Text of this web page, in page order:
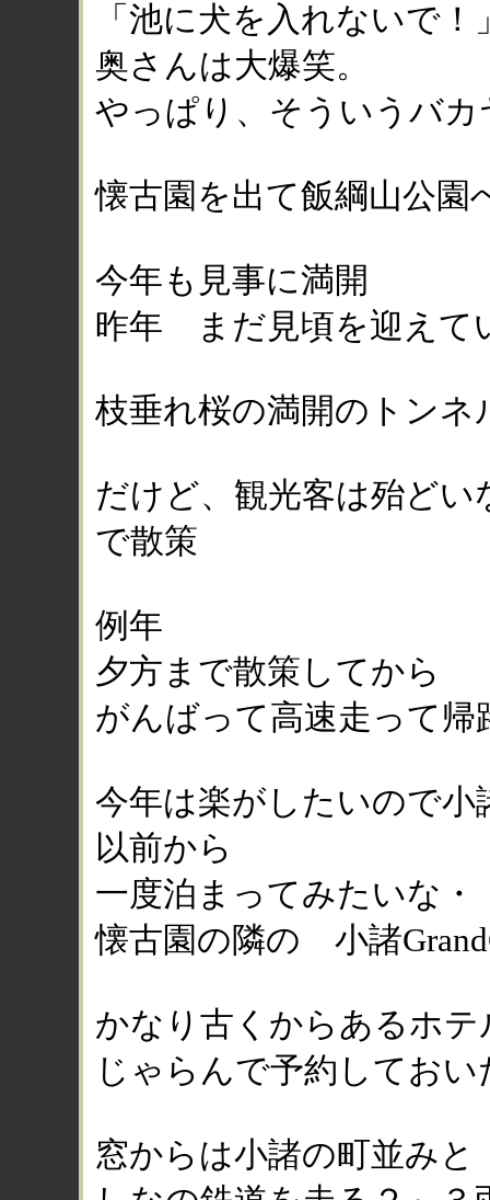
「池に犬を入れないで！
奥さんは大爆笑。
やっぱり、そういうバ
懐古園を出て飯綱山公園
今年も見事に満開
昨年 まだ見頃を迎えて
枝垂れ桜の満開のトンネ
だけど、観光客は殆ど
で散策
例年
夕方まで散策してから
がんばって高速走って
今年は楽がしたいので
以前から
一度泊まってみたいな・
懐古園の隣の 小諸
かなり古くからあるホ
じゃらんで予約しておい
窓からは小諸の町並みと